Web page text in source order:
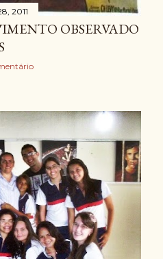
2011
OBSERVADO